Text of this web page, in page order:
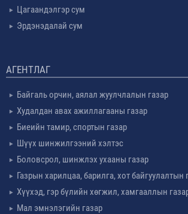
Цагаандэлгэр сум
Эрдэнэдалай сум
АГЕНТЛАГ
Байгаль орчин, аялал жуулчлалын газар
Худалдан авах ажиллагааны газар
Биеийн тамир, спортын газар
Шүүх шинжилгээний хэлтэс
Боловсрол, шинжлэх ухааны газар
Газрын харилцаа, барилга, хот байгуулалтын
Хүүхэд, гэр бүлийн хөгжил, хамгааллын
Мал эмнэлэгийн газар